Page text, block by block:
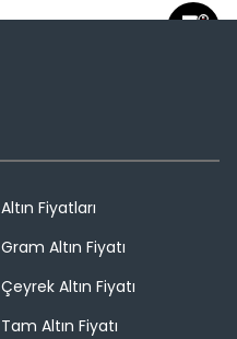
Altın Fiyatları
Gram Altın Fiyatı
Çeyrek Altın Fiyatı
Tam Altın Fiyatı